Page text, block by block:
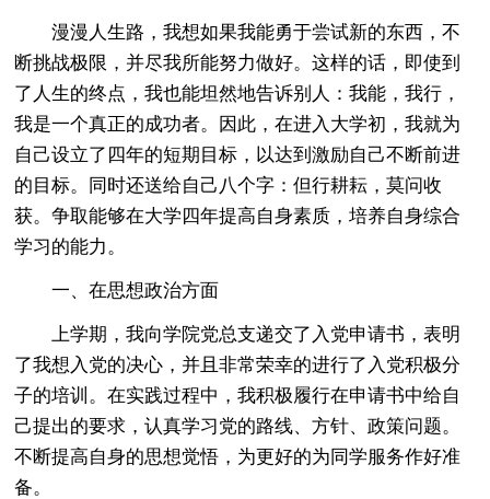
漫漫人生路，我想如果我能勇于尝试新的东西，不
断挑战极限，并尽我所能努力做好。这样的话，即使到
了人生的终点，我也能坦然地告诉别人：我能，我行，
我是一个真正的成功者。因此，在进入大学初，我就为
自己设立了四年的短期目标，以达到激励自己不断前进
的目标。同时还送给自己八个字：但行耕耘，莫问收
获。争取能够在大学四年提高自身素质，培养自身综合
学习的能力。
一、在思想政治方面
上学期，我向学院党总支递交了入党申请书，表明
了我想入党的决心，并且非常荣幸的进行了入党积极分
子的培训。在实践过程中，我积极履行在申请书中给自
己提出的要求，认真学习党的路线、方针、政策问题。
不断提高自身的思想觉悟，为更好的为同学服务作好准
备。